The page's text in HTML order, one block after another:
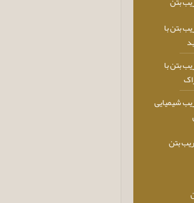
بتن با
بتن با
شیمیایی
بتن